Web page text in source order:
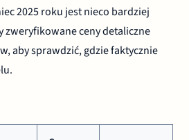
2025 roku jest nieco bardziej
zweryfikowane ceny detaliczne
aby sprawdzić, gdzie faktycznie